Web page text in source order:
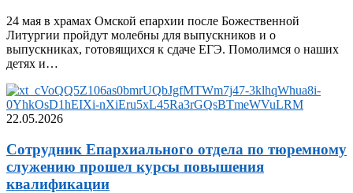
24 мая в храмах Омской епархии после Божественной
Литургии пройдут молебны для выпускников и о
выпускниках, готовящихся к сдаче ЕГЭ. Помолимся о наших
детях и…
22.05.2026
Сотрудник Епархиального отдела по тюремному
служению прошел курсы повышения
квалификации